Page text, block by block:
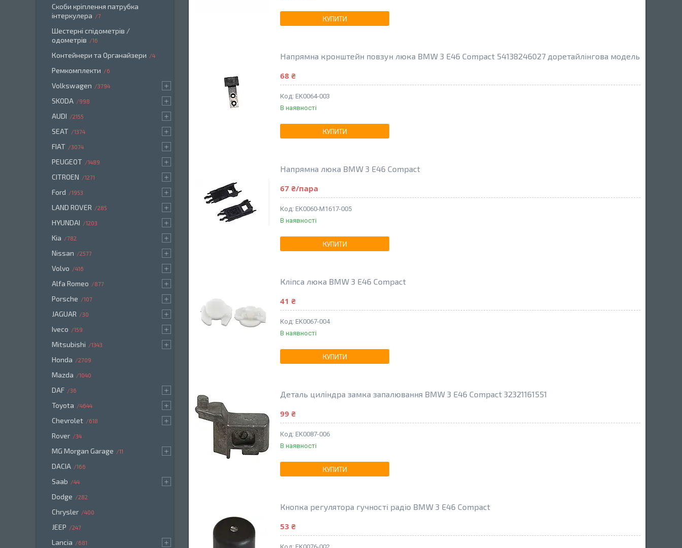
КУПИТИ
Напрямна кронштейн повзун люка BMW 3 E46 Compact 54138246027 доретайлінгова модель
68 ₴
EK0064-003
В наявності
КУПИТИ
Напрямна люка BMW 3 E46 Compact
67 ₴/пара
EK0060-M1617-005
В наявності
КУПИТИ
Кліпса люка BMW 3 E46 Compact
41 ₴
EK0067-004
В наявності
КУПИТИ
Деталь циліндра замка запалювання BMW 3 E46 Compact 32321161551
99 ₴
EK0087-006
В наявності
КУПИТИ
Кнопка регулятора гучності радіо BMW 3 E46 Compact
53 ₴
Скоби кріплення патрубка
інтеркулера
7
Шестерні спідометрів /
одометрів
16
Контейнери та Органайзери 4
Ремкомплекти 6
Volkswagen 3794
SKODA 998
AUDI 2155
SEAT 1374
FIAT 3074
PEUGEOT 1489
CITROEN 1271
Ford 1953
LAND ROVER 285
HYUNDAI 1203
Kia 782
Nissan 2577
Volvo 416
Alfa Romeo 877
Porsche 107
JAGUAR 30
Iveco 159
Mitsubishi 1343
Honda 2709
Mazda 1040
DAF 36
Toyota 4644
Chevrolet 618
Rover 34
MG Morgan Garage 11
DACIA 166
Saab 44
Dodge 282
Chrysler 400
JEEP 247
Lancia 681